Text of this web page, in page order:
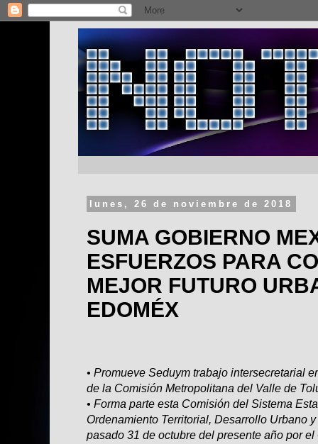
lunes, 26 de noviembre de 2018
SUMA GOBIERNO
ESFUERZOS PARA
MEJOR FUTURO
EDOMÉX
• Promueve Seduym trabajo intersecretarial
de la Comisión Metropolitana del Valle de
• Forma parte esta Comisión del Sistema
Ordenamiento Territorial, Desarrollo Urbano
pasado 31 de octubre del presente año por